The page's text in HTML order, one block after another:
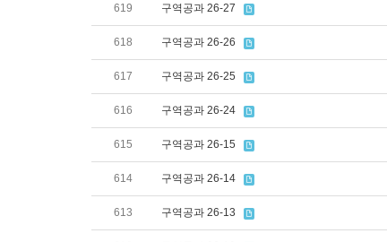
619 구역공과 26-27
618 구역공과 26-26
617 구역공과 26-25
616 구역공과 26-24
615 구역공과 26-15
614 구역공과 26-14
613 구역공과 26-13